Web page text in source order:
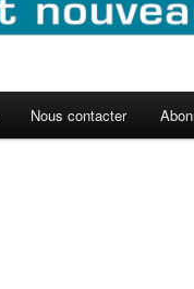
Nous contacter